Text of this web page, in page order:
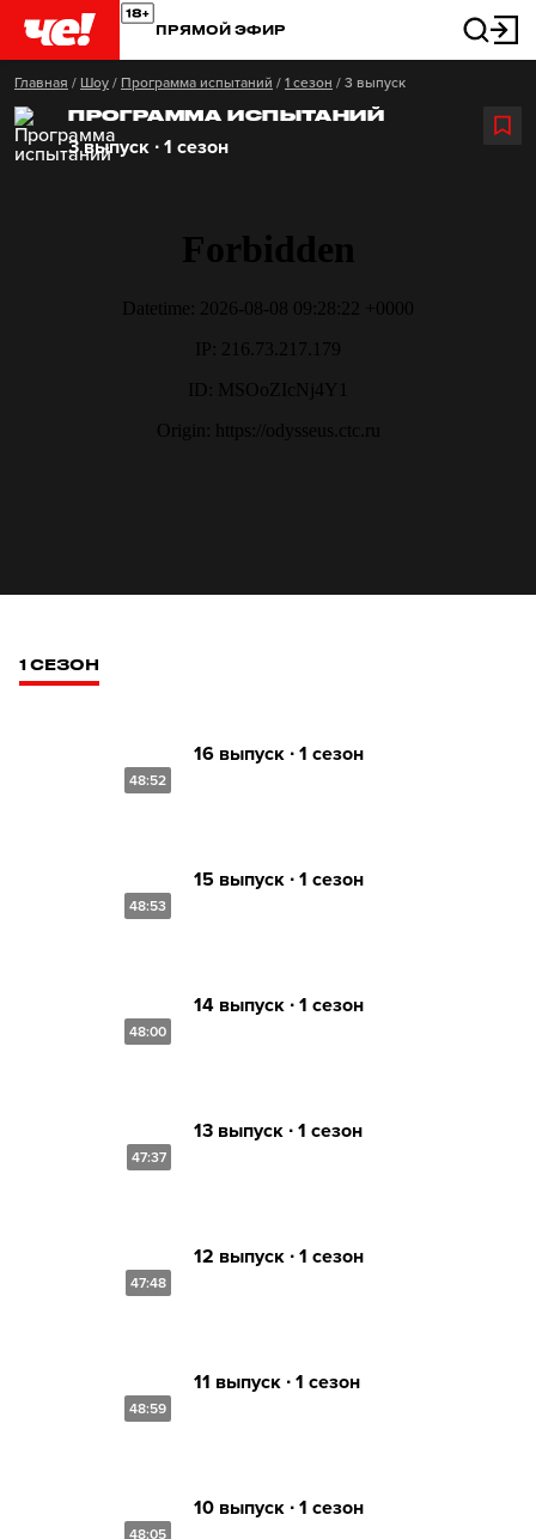
ПРЯМОЙ ЭФИР
Главная / Шоу / Программа испытаний / 1 сезон / 3 выпуск
ПРОГРАММА ИСПЫТАНИЙ
3 выпуск ∙ 1 сезон
1 СЕЗОН
48:52
16 выпуск ∙ 1 сезон
48:53
15 выпуск ∙ 1 сезон
48:00
14 выпуск ∙ 1 сезон
47:37
13 выпуск ∙ 1 сезон
47:48
12 выпуск ∙ 1 сезон
48:59
11 выпуск ∙ 1 сезон
48:05
10 выпуск ∙ 1 сезон